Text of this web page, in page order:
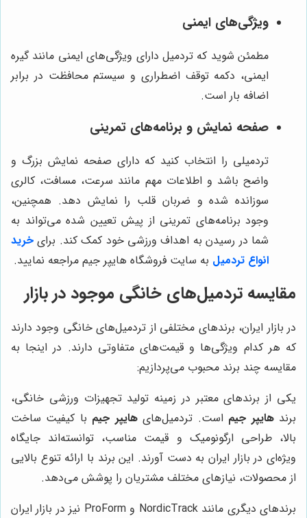
ویژگی‌های ایمنی
مطمئن شوید که تردمیل دارای ویژگی‌های ایمنی مانند گیره
ایمنی، دکمه توقف اضطراری و سیستم محافظت در برابر
اضافه بار است.
صفحه نمایش و برنامه‌های تمرینی
تردمیلی را انتخاب کنید که دارای صفحه نمایش بزرگ و
واضح باشد و اطلاعات مهم مانند سرعت، مسافت، کالری
سوزانده شده و ضربان قلب را نمایش دهد. همچنین،
وجود برنامه‌های تمرینی از پیش تعیین شده می‌تواند به
شما در رسیدن به اهداف ورزشی خود کمک کند. برای خرید
انواع تردمیل به سایت فروشگاه هایپر جیم مراجعه نمایید.
مقایسه تردمیل‌های خانگی موجود در بازار
در بازار ایران، برندهای مختلفی از تردمیل‌های خانگی وجود دارند
که هر کدام ویژگی‌ها و قیمت‌های متفاوتی دارند. در اینجا به
مقایسه چند برند محبوب می‌پردازیم:
یکی از برندهای معتبر در زمینه تولید تجهیزات ورزشی خانگی،
برندهایپر جیم است. تردمیل‌هایهایپر جیم با کیفیت ساخت
بالا، طراحی ارگونومیک و قیمت مناسب، توانسته‌اند جایگاه
ویژه‌ای در بازار ایران به دست آورند. این برند با ارائه تنوع بالایی
از محصولات، نیازهای مختلف مشتریان را پوشش می‌دهد.
برندهای دیگری مانند NordicTrack و ProForm نیز در بازار ایران